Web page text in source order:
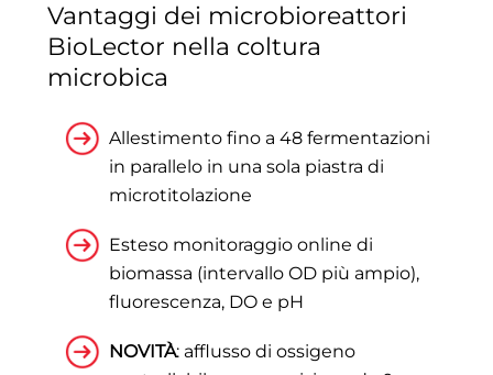
Vantaggi dei microbioreattori
BioLector nella coltura
microbica
Allestimento fino a 48 fermentazioni
in parallelo in una sola piastra di
microtitolazione
Esteso monitoraggio online di
biomassa (intervallo OD più ampio),
fluorescenza, DO e pH
NOVITÀ: afflusso di ossigeno